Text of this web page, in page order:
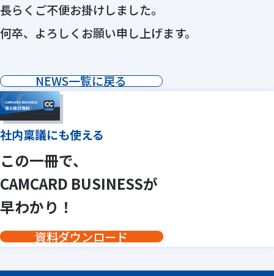
長らくご不便お掛けしました。
何卒、よろしくお願い申し上げます。
NEWS一覧に戻る
社内稟議にも使える
この一冊で、
CAMCARD BUSINESSが
早わかり！
資料ダウンロード